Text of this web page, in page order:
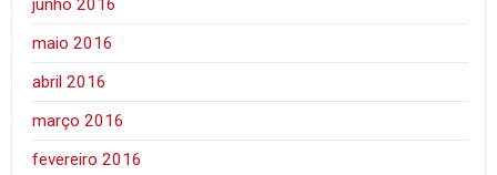
junho 2016
maio 2016
abril 2016
março 2016
fevereiro 2016